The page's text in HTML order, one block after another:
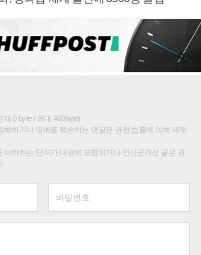
0 byte / 최대 400byte)
해하거나 명예를 훼손하는 댓글은 관련 법률에 의해 제재
비하하는 단어가 내용에 포함되거나 인신공격성 글은 관